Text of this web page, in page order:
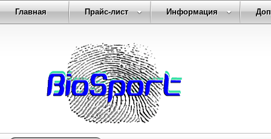
Главная Прайс-лист Информация